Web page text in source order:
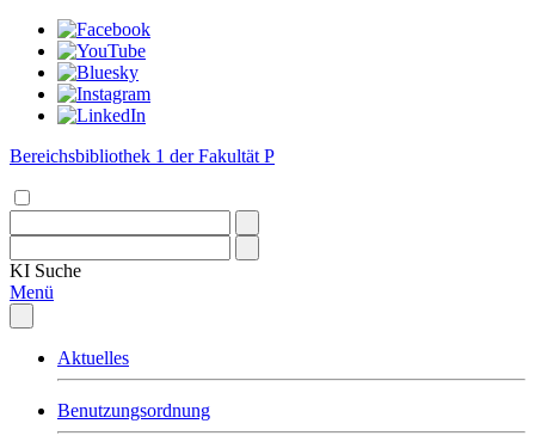
Bereichsbibliothek 1 der Fakultät P
KI Suche
Menü
Aktuelles
Benutzungsordnung